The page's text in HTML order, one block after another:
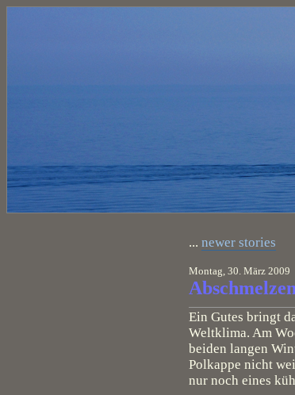
... newer stories
Montag, 30. März 2009
Ein Gutes bringt
Weltklima. Am
beiden langen
Polkappe nicht
nur noch eines